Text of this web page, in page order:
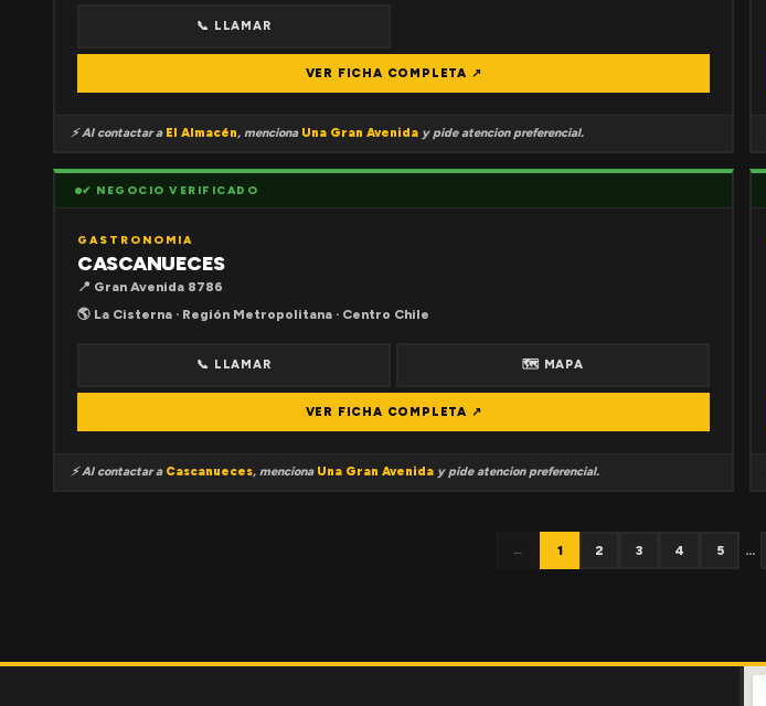
📞 LLAMAR
VER FICHA COMPLETA ↗
⚡ Al contactar a El Almacén, menciona Una Gran Avenida y pide atencion preferencial.
✔ NEGOCIO VERIFICADO
GASTRONOMIA
CASCANUECES
📍 Gran Avenida 8786
🌎 La Cisterna · Región Metropolitana · Centro Chile
📞 LLAMAR 🗺 MAPA
VER FICHA COMPLETA ↗
⚡ Al contactar a Cascanueces, menciona Una Gran Avenida y pide atencion preferencial.
← 1 2 3 4 5 ...